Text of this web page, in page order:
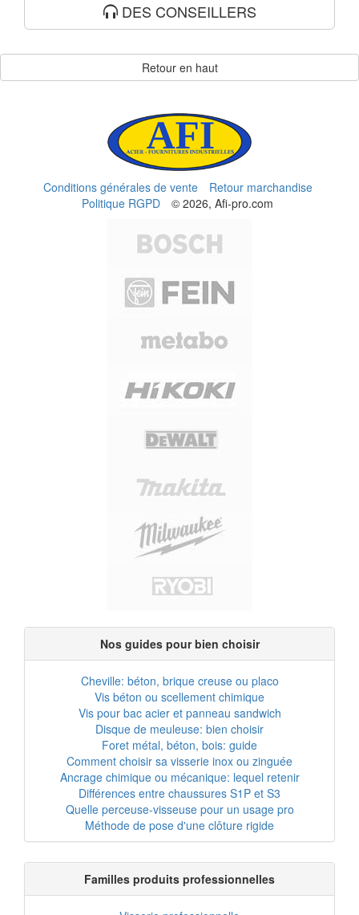
DES CONSEILLERS
Retour en haut
Conditions générales de vente
Retour marchandise
Politique RGPD
© 2026, Afi-pro.com
Nos guides pour bien choisir
Cheville: béton, brique creuse ou placo
Vis béton ou scellement chimique
Vis pour bac acier et panneau sandwich
Disque de meuleuse: bien choisir
Foret métal, béton, bois: guide
Comment choisir sa visserie inox ou zinguée
Ancrage chimique ou mécanique: lequel retenir
Différences entre chaussures S1P et S3
Quelle perceuse-visseuse pour un usage pro
Méthode de pose d'une clôture rigide
Familles produits professionnelles